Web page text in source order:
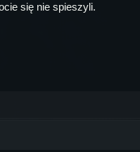
się nie spieszyli.